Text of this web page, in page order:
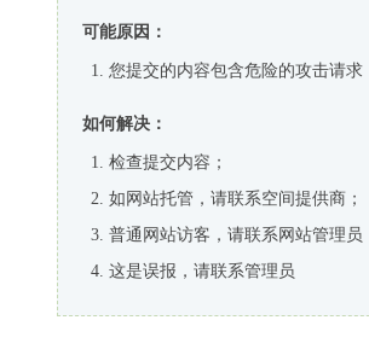
可能原因：
您提交的内容包含危险的攻击请求
如何解决：
检查提交内容；
如网站托管，请联系空间提供商；
普通网站访客，请联系网站管理员
这是误报，请联系管理员